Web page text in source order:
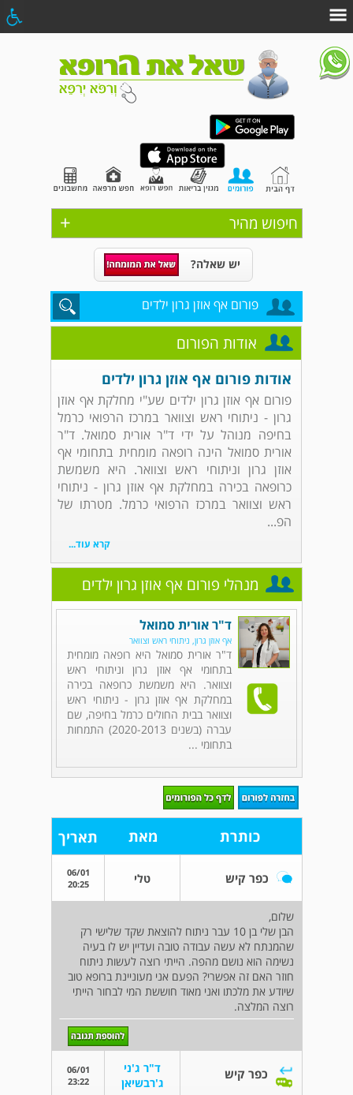
+ חיפוש מהיר
יש שאלה?
פורום אף אוזן גרון ילדים
אודות הפורום
אודות פורום אף אוזן גרון ילדים
פורום אף אוזן גרון ילדים שע"י מחלקת אף אוזן
גרון - ניתוחי ראש וצוואר במרכז הרפואי כרמל
בחיפה מנוהל על ידי ד"ר אורית סמואל. ד"ר
אורית סמואל הינה רופאה מומחית בתחומי אף
אוזן גרון וניתוחי ראש וצוואר. היא משמשת
כרופאה בכירה במחלקת אף אוזן גרון - ניתוחי
ראש וצוואר במרכז הרפואי כרמל. מטרתו של
הפ...
קרא עוד...
מנהלי פורום אף אוזן גרון ילדים
ד"ר אורית סמואל
אף אוזן גרון, ניתוחי ראש וצוואר
ד"ר אורית סמואל היא רופאה מומחית
בתחומי אף אוזן גרון וניתוחי ראש
וצוואר. היא משמשת כרופאה בכירה
במחלקת אף אוזן גרון - ניתוחי ראש
וצוואר בבית החולים כרמל בחיפה, שם
עברה (בשנים 2020-2013) התמחות
בתחומי ...
כותרת מאת תאריך
כפר קיש טלי
06/01
20:25
שלום,
הבן שלי בן 10 עבר ניתוח להוצאת שקד שלישי רק
שהמנתח לא עשה עבודה טובה ועדיין יש לו בעיה
נשימה הוא נושם מהפה. הייתי רוצה לעשות ניתוח
חוזר האם זה אפשרי? הפעם אני מעוניינת ברופא טוב
שיודע את מלכתו ואני מאוד חוששת המי לבחור הייתי
רוצה המלצה.
כפר קיש
ד"ר ג'ני
ג'רבשיאן
06/01
23:22